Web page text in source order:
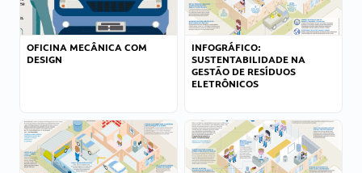
OFICINA MECÂNICA COM
DESIGN
INFOGRÁFICO:
SUSTENTABILIDADE NA
GESTÃO DE RESÍDUOS
ELETRÔNICOS